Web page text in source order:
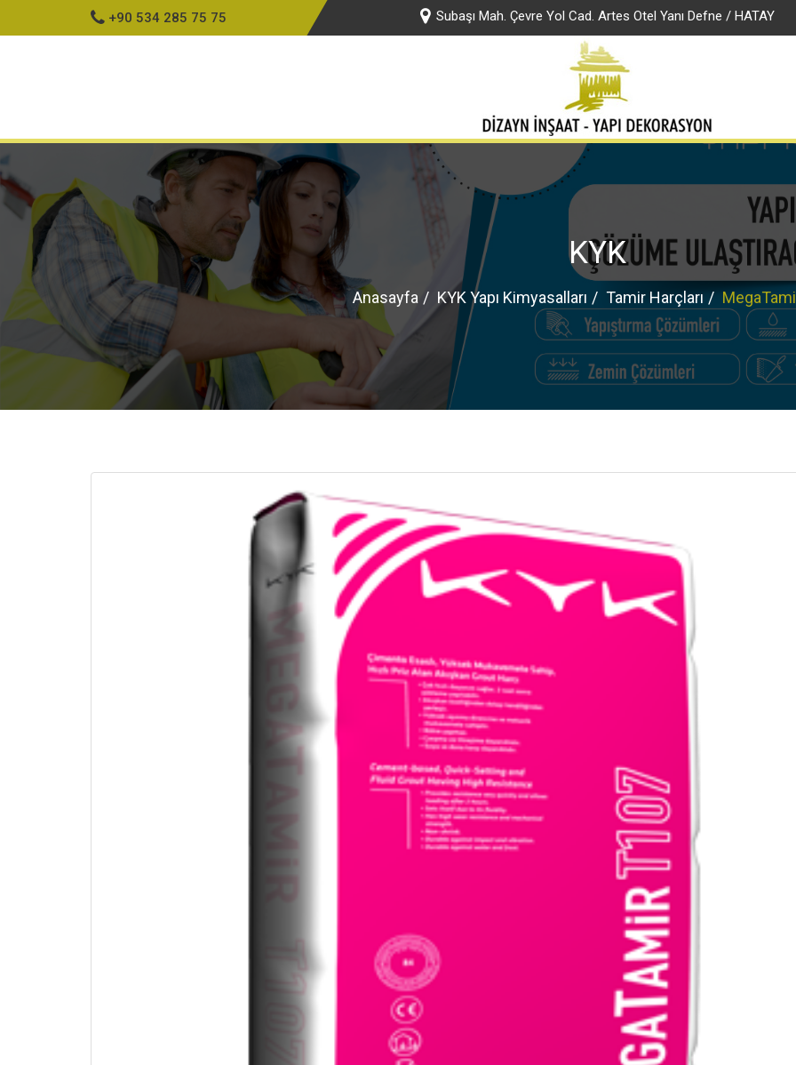
+90 534 285 75 75 Subaşı Mah. Çevre Yol Cad. Artes Otel Yanı Defne / HATAY
KYK Yapı Kimyasalları
KYK
Anasayfa KYK Yapı Kimyasalları Tamir Harçları